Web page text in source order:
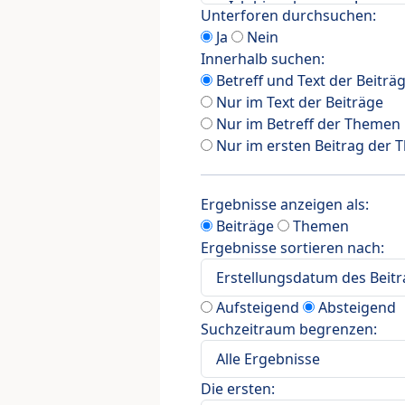
Unterforen durchsuchen:
Ja
Nein
Innerhalb suchen:
Betreff und Text der
Nur im Text der Beiträge
Nur im Betreff der Themen
Nur im ersten Beitrag der
Ergebnisse anzeigen als:
Beiträge
Themen
Ergebnisse sortieren nach:
Aufsteigend
Absteigend
Suchzeitraum begrenzen:
Die ersten: